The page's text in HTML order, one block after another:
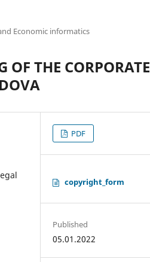
Economic informatics
THE CORPORATE
PDF
copyright_form
Published
05.01.2022